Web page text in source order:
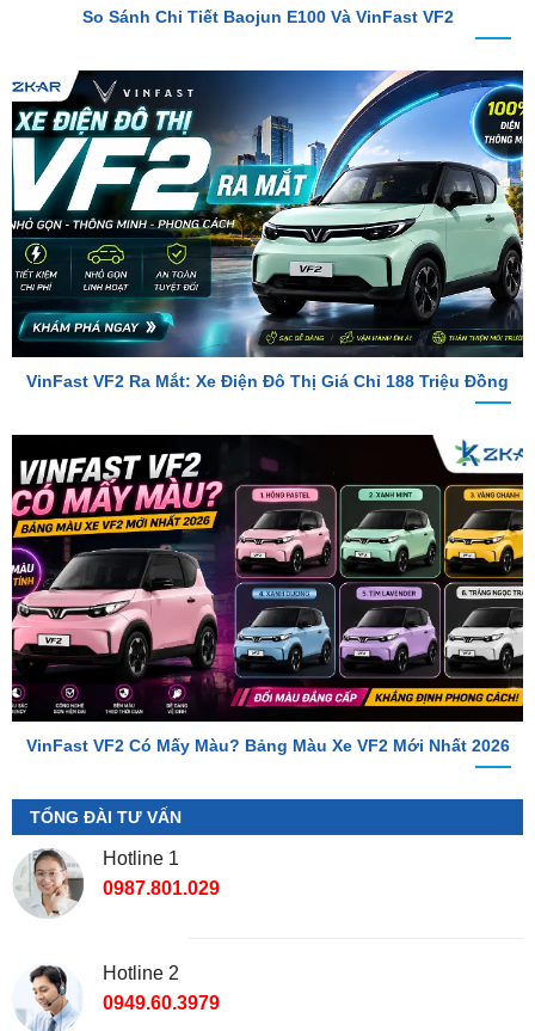
VinFast VF2 Ra Mắt: Xe Điện Đô Thị Giá Chỉ 188 Triệu Đồng
VinFast VF2 Có Mấy Màu? Bảng Màu Xe VF2 Mới Nhất 2026
TỔNG ĐÀI TƯ VẤN
Hotline 1
0987.801.029
Địa Chỉ Shop